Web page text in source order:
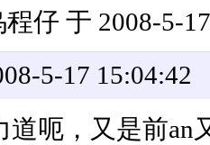
仔 于 2008-5-
5-17 15:04:42
道呃，又是前an